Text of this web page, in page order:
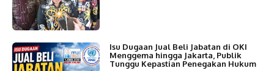
Isu Dugaan Jual Beli Jabatan di OKI
Menggema hingga Jakarta, Publik
Tunggu Kepastian Penegakan Hukum